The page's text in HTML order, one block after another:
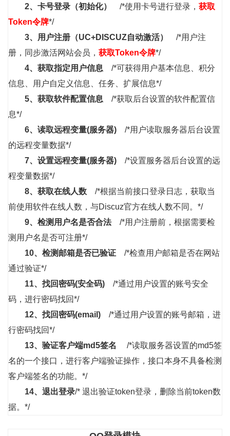
2、 卡号登录（初始化） /*使用卡号进行登录， 获取
Token令牌*/
3、
用户注册（UC+DISCUZ自动激活）
/*用户注
册，同步激活网站会员， 获取Token令牌*/
4、 获取指定用户信息
/*可获得用户基本信息、积分
信息、用户自定义信息、任务、扩展信息*/
5、 获取软件配置信息
/*获取后台设置的软件配置信
息*/
6、 读取远程变量(服务器)
/*用户读取服务器后台设置
的远程变量数据*/
7、 设置远程变量(服务器)
/*设置服务器后台设置的远
程变量数据*/
8、 获取在线人数
/*根据当前接口登录日志，获取当
前使用软件在线人数，与Discuz官方在线人数不同。*/
9、 检测用户名是否合法
/*用户注册前，根据需要检
测用户名是否可注册*/
10、 检测邮箱是否已验证
/*检查用户邮箱是否在网站
通过验证*/
11、 找回密码(安全码)
/*通过用户设置的账号安全
码，进行密码找回*/
12、 找回密码(email)
/*通过用户设置的账号邮箱，进
行密码找回*/
13、 验证客户端md5签名
/*读取服务器设置的md5签
名的一个接口，进行客户端验证操作，接口本身不具备检测
客户端签名的功能。*/
14、 退出登录/* 退出验证token登录，删除当前token数
据。*/